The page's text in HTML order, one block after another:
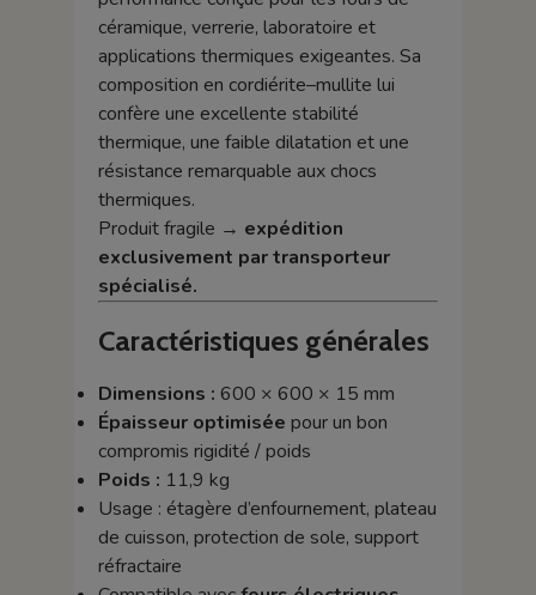
céramique, verrerie, laboratoire et
applications thermiques exigeantes. Sa
composition en cordiérite–mullite lui
confère une excellente stabilité
thermique, une faible dilatation et une
résistance remarquable aux chocs
thermiques.
Produit fragile → expédition
exclusivement par transporteur
spécialisé.
Caractéristiques générales
Dimensions : 600 × 600 × 15 mm
Épaisseur optimisée pour un bon
compromis rigidité / poids
Poids : 11,9 kg
Usage : étagère d’enfournement, plateau
de cuisson, protection de sole, support
réfractaire